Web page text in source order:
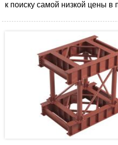
к поиску самой низкой цены в